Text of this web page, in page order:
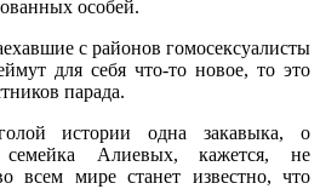
особей.
с районов гомосексуалисты
для себя что-то новое, то это
парада.
истории одна закавыка, о
семейка Алиевых, кажется, не
всем мире станет известно, что